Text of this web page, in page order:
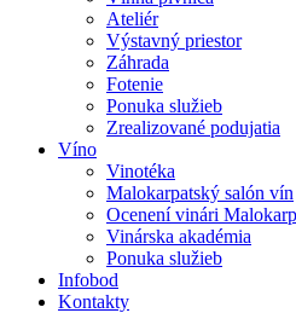
Ateliér
Výstavný priestor
Záhrada
Fotenie
Ponuka služieb
Zrealizované podujatia
Víno
Vinotéka
Malokarpatský salón vín
Ocenení vinári
Vinárska akadémia
Ponuka služieb
Infobod
Kontakty